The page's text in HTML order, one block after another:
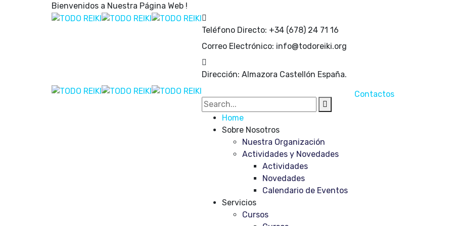
Bienvenidos a Nuestra Página Web !
Teléfono Directo: +34 (678) 24 71 16
Correo Electrónico: info@todoreiki.org
Dirección: Almazora Castellón España.
Home
Sobre Nosotros
Nuestra Organización
Actividades y Novedades
Actividades
Novedades
Calendario de Eventos
Servicios
Cursos
Contactos